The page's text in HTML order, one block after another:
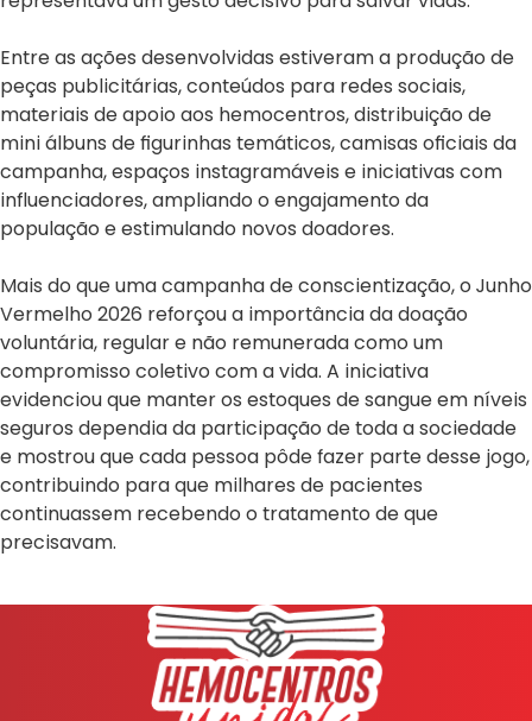
Entre as ações desenvolvidas estiveram a produção de
peças publicitárias, conteúdos para redes sociais,
materiais de apoio aos hemocentros, distribuição de
mini álbuns de figurinhas temáticos, camisas oficiais da
campanha, espaços instagramáveis e iniciativas com
influenciadores, ampliando o engajamento da
população e estimulando novos doadores.
Mais do que uma campanha de conscientização, o Junho
Vermelho 2026 reforçou a importância da doação
voluntária, regular e não remunerada como um
compromisso coletivo com a vida. A iniciativa
evidenciou que manter os estoques de sangue em níveis
seguros dependia da participação de toda a sociedade
e mostrou que cada pessoa pôde fazer parte desse jogo,
contribuindo para que milhares de pacientes
continuassem recebendo o tratamento de que
precisavam.